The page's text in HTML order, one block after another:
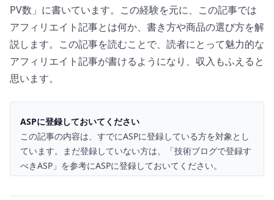
PV数 」に書いています。この経験を元に、この記事では
アフィリエイト記事とは何か、書き方や商品の選び方を解
説します。この記事を読むことで、読者にとって魅力的な
アフィリエイト記事が書けるようになり、収入もふえると
思います。
ASPに登録しておいてください
この記事の内容は、すでにASPに登録している方を対象とし
ています。まだ登録していない方は、「技術ブログで登録す
べきASP 」を参考にASPに登録しておいてください。